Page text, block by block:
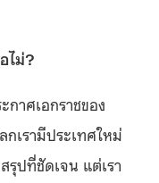
ไม่?
าศเอกราชของ
เรามีประเทศใหม่
รุปที่ชัดเจน แต่เรา